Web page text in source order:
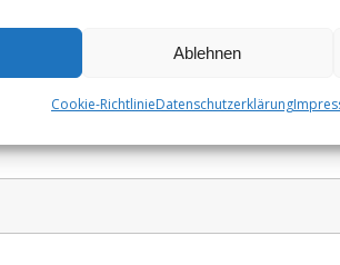
Ablehnen
Cookie-RichtlinieDatenschutzerklärung